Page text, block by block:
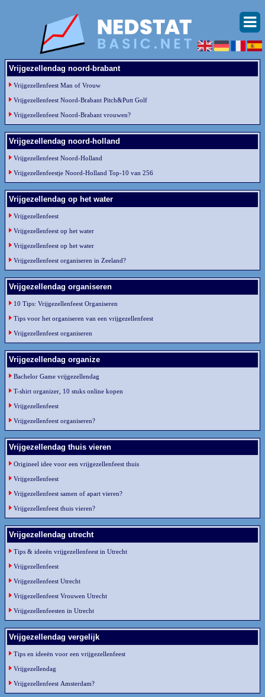
Vrijgezellendag noord-brabant
Vrijgezellenfeest Man of Vrouw
Vrijgezellenfeest Noord-Brabant Pitch&Putt Golf
Vrijgezellenfeest Noord-Brabant vrouwen?
Vrijgezellendag noord-holland
Vrijgezellenfeest Noord-Holland
Vrijgezellenfeestje Noord-Holland Top-10 van 256
Vrijgezellendag op het water
Vrijgezellenfeest
Vrijgezellenfeest op het water
Vrijgezellenfeest op het water
Vrijgezellenfeest organiseren in Zeeland?
Vrijgezellendag organiseren
10 Tips: Vrijgezellenfeest Organiseren
Tips voor het organiseren van een vrijgezellenfeest
Vrijgezellenfeest organiseren
Vrijgezellendag organize
Bachelor Game vrijgezellendag
T-shirt organizer, 10 stuks online kopen
Vrijgezellenfeest
Vrijgezellenfeest organiseren?
Vrijgezellendag thuis vieren
Origineel idee voor een vrijgezellenfeest thuis
Vrijgezellenfeest
Vrijgezellenfeest samen of apart vieren?
Vrijgezellenfeest thuis vieren?
Vrijgezellendag utrecht
Tips & ideeën vrijgezellenfeest in Utrecht
Vrijgezellenfeest
Vrijgezellenfeest Utrecht
Vrijgezellenfeest Vrouwen Utrecht
Vrijgezellenfeesten in Utrecht
Vrijgezellendag vergelijk
Tips en ideeën voor een vrijgezellenfeest
Vrijgezellendag
Vrijgezellenfeest Amsterdam?